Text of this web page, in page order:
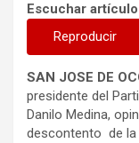
Escuchar artículo
Reproducir
SAN JOSE DE
presidente del
Danilo Medina,
descontento de la